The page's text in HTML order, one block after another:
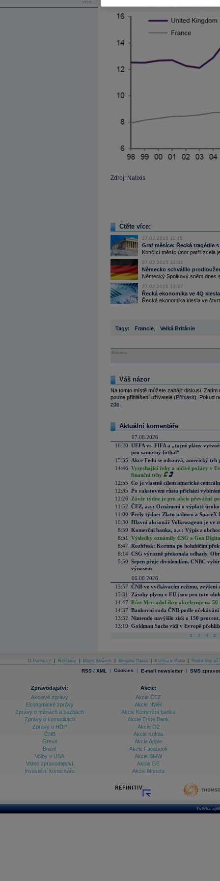
více...
Zdroj: Natixis
Čtěte více:
27.02.2015 11:45
Graf měsíce: Řecká tragédie
Končící měsíc únor patřil zcela
27.02.2015 12:31
Německo schválilo
Německý Spolkový sněm dnes
27.02.2015 13:37
Řecká ekonomika ve 4Q
Řecká ekonomika klesla ve
Tagy: Francie Velká Británie
Reklama
Váš názor
Na tomto místě můžete zahájit diskusi.
pouze přihlášení uživatelé (Přihlásit). Pokud
zde
Aktuální komentáře
07.08.2026
16:20 UEFA vs. FIFA a „tajné plány
pro samotný fotbal“
15:35
Akce Fedu se odsouvá, americký
14:46 Vysychající řeky a ničivé požáry v
finanční trhy
12:55 Co je vlastně cílem americké
12:35 Po raketovém růstu přichází
12:26
Závěr týdne je pro akcie převážně
11:52 ČEZ, a.s.: Oznámení o výplatě
11:00 Perly týdne: Zlato nahoru a SpaceX
10:30 Hlavní akcionář Volkswagenu je ve
8:59 Komerční banka, a.s.: Výpis z
8:51
Výsledky oznámily CSG a Gen
8:47 Rozbřesk: Koruna po holubičím
8:14 CSG výrazně překonala odhady.
5:50 Srpen přeje dividendám. CNBC
výnosem
06.08.2026
15:57 ČNB ve vyčkávacím režimu, zvýšení
15:31
Zásoby plynu v EU jsou pro toto
14:47 Růst MercadoLibre akceleruje na
14:37 Bankovní rada ČNB podle
13:32 Nintendo navýšilo zisk o 150
13:19 Goldman Sachs vidí v Evropě
1 2 3 4
O Patria.cz Reklama Mapa Stránek Skupina Patria Kariéra v Patrii Podmínky
RSS / XML | Cookies | E-mail newsletter | SMS
Zpravodajství:
Akciové zprávy
Ekonomické zprávy
Zprávy o měnách a sazbách
Zprávy o komoditách
Zprávy o HDP
ČNB
Grexit
Brexit
Volby v USA
Video zpravodajství
Investiční komentáře
Akcie:
Akcie ČEZ
Akcie NWR
Akcie Komerční banka
Akcie Erste Bank
Akcie O2
Akcie Kofola
Akcie Apple
Akcie Facebook
Akcie BMW
Akcie GE
Akcie Moneta
Tvorba